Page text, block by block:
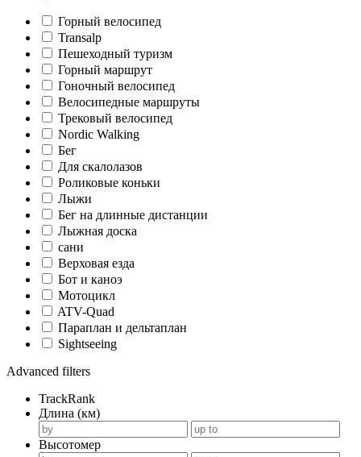
Горный велосипед
Transalp
Пешеходный туризм
Горный маршрут
Гоночный велосипед
Велосипедные маршруты
Трековый велосипед
Nordic Walking
Бег
Для скалолазов
Роликовые коньки
Лыжи
Бег на длинные дистанции
Лыжная доска
сани
Верховая езда
Бот и каноэ
Мотоцикл
ATV-Quad
Параплан и дельтаплан
Sightseeing
Advanced filters
TrackRank
Длина (км)
Высотомер